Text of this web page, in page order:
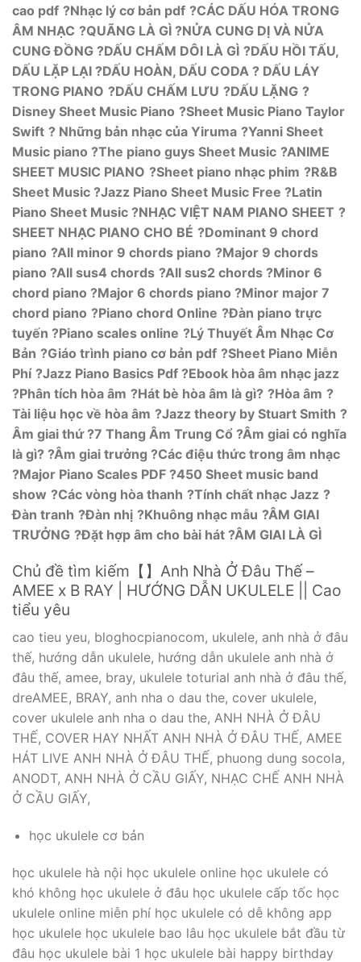
cao pdf ?Nhạc lý cơ bản pdf ?CÁC DẤU HÓA TRONG
ÂM NHẠC ?QUÃNG LÀ GÌ ?NỬA CUNG DỊ VÀ NỬA
CUNG ĐỒNG ?DẤU CHẤM DÔI LÀ GÌ ?DẤU HỒI TẤU,
DẤU LẶP LẠI ?DẤU HOÀN, DẤU CODA ? DẤU LÁY
TRONG PIANO ?DẤU CHẤM LƯU ?DẤU LẶNG ?
Disney Sheet Music Piano ?Sheet Music Piano Taylor
Swift ? Những bản nhạc của Yiruma ?Yanni Sheet
Music piano ?The piano guys Sheet Music ?ANIME
SHEET MUSIC PIANO ?Sheet piano nhạc phim ?R&B
Sheet Music ?Jazz Piano Sheet Music Free ?Latin
Piano Sheet Music ?NHẠC VIỆT NAM PIANO SHEET ?
SHEET NHẠC PIANO CHO BÉ ?Dominant 9 chord
piano ?All minor 9 chords piano ?Major 9 chords
piano ?All sus4 chords ?All sus2 chords ?Minor 6
chord piano ?Major 6 chords piano ?Minor major 7
chord piano ?Piano chord Online ?Đàn piano trực
tuyến ?Piano scales online ?Lý Thuyết Âm Nhạc Cơ
Bản ?Giáo trình piano cơ bản pdf ?Sheet Piano Miễn
Phí ?Jazz Piano Basics Pdf ?Ebook hòa âm nhạc jazz
?Phân tích hòa âm ?Hát bè hòa âm là gì? ?Hòa âm ?
Tài liệu học về hòa âm ?Jazz theory by Stuart Smith ?
Âm giai thứ?7 Thang Âm Trung Cổ ?Âm giai có nghĩa
là gì? ?Âm giai trưởng ?Các điệu thức trong âm nhạc
?Major Piano Scales PDF ?450 Sheet music band
show ?Các vòng hòa thanh ?Tính chất nhạc Jazz ?
Đàn tranh ?Đàn nhị ?Khuông nhạc mẫu ?ÂM GIAI
TRƯỞNG ?Đặt hợp âm cho bài hát ?ÂM GIAI LÀ GÌ
Chủ đề tìm kiếm【】Anh Nhà Ở Đâu Thế –
AMEE x B RAY | HƯỚNG DẪN UKULELE || Cao
tiểu yêu
cao tieu yeu, bloghocpianocom, ukulele, anh nhà ở đâu
thế, hướng dẫn ukulele, hướng dẫn ukulele anh nhà ở
đâu thế, amee, bray, ukulele toturial anh nhà ở đâu thế,
dreAMEE, BRAY, anh nha o dau the, cover ukulele,
cover ukulele anh nha o dau the, ANH NHÀ Ở ĐÂU
THẾ, COVER HAY NHẤT ANH NHÀ Ở ĐÂU THẾ, AMEE
HÁT LIVE ANH NHÀ Ở ĐÂU THẾ, phuong dung socola,
ANODT, ANH NHÀ Ở CẦU GIẤY, NHẠC CHẾ ANH NHÀ
Ở CẦU GIẤY,
học ukulele cơ bản
học ukulele hà nội học ukulele online học ukulele có
khó không học ukulele ở đâu học ukulele cấp tốc học
ukulele online miễn phí học ukulele có dễ không app
học ukulele học ukulele bao lâu học ukulele bắt đầu từ
đâu học ukulele bài 1 học ukulele bài happy birthday